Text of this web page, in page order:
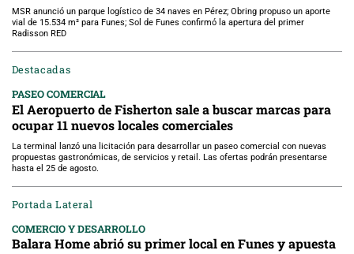
MSR anunció un parque logístico de 34 naves en Pérez; Obring propuso un aporte
vial de 15.534 m² para Funes; Sol de Funes confirmó la apertura del primer
Radisson RED
Destacadas
PASEO COMERCIAL
El Aeropuerto de Fisherton sale a buscar marcas para
ocupar 11 nuevos locales comerciales
La terminal lanzó una licitación para desarrollar un paseo comercial con nuevas
propuestas gastronómicas, de servicios y retail. Las ofertas podrán presentarse
hasta el 25 de agosto.
Portada Lateral
COMERCIO Y DESARROLLO
Balara Home abrió su primer local en Funes y apuesta